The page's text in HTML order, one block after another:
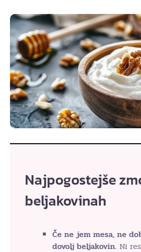
Najpogostejše
beljakovinah
Če ne jem mesa, ne
dovolj beljakovin. Ni